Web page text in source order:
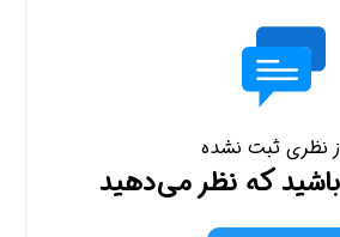
نظری ثبت نشده
که نظر می‌دهید